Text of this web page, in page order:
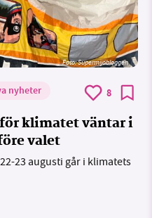
Foto: Supermijöbloggen
nyheter 8
klimatet väntar i
valet
23 augusti går i klimatets